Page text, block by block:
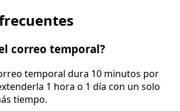
correo temporal?
temporal dura 10 minutos por
1 hora o 1 día con un solo
tiempo.